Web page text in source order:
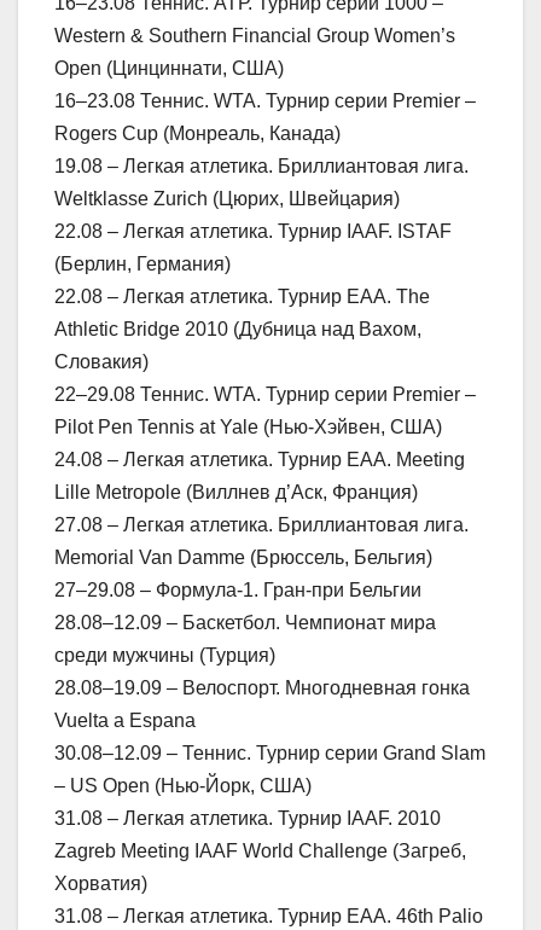
Western & Southern Financial Group Women’s
Open (Цинциннати, США)
16–23.08 Теннис. WTA. Турнир серии Premier –
Rogers Cup (Монреаль, Канада)
19.08 – Легкая атлетика. Бриллиантовая лига.
Weltklasse Zurich (Цюрих, Швейцария)
22.08 – Легкая атлетика. Турнир IAAF. ISTAF
(Берлин, Германия)
22.08 – Легкая атлетика. Турнир ЕАА. The
Athletic Bridge 2010 (Дубница над Вахом,
Словакия)
22–29.08 Теннис. WTA. Турнир серии Premier –
Pilot Pen Tennis at Yale (Нью-Хэйвен, США)
24.08 – Легкая атлетика. Турнир ЕАА. Meeting
Lille Metropole (Виллнев д’Аск, Франция)
27.08 – Легкая атлетика. Бриллиантовая лига.
Memorial Van Damme (Брюссель, Бельгия)
27–29.08 – Формула-1. Гран-при Бельгии
28.08–12.09 – Баскетбол. Чемпионат мира
среди мужчины (Турция)
28.08–19.09 – Велоспорт. Многодневная гонка
Vuelta a Espana
30.08–12.09 – Теннис. Турнир серии Grand Slam
– US Open (Нью-Йорк, США)
31.08 – Легкая атлетика. Турнир IAAF. 2010
Zagreb Meeting IAAF World Challenge (Загреб,
Хорватия)
31.08 – Легкая атлетика. Турнир ЕАА. 46th Palio